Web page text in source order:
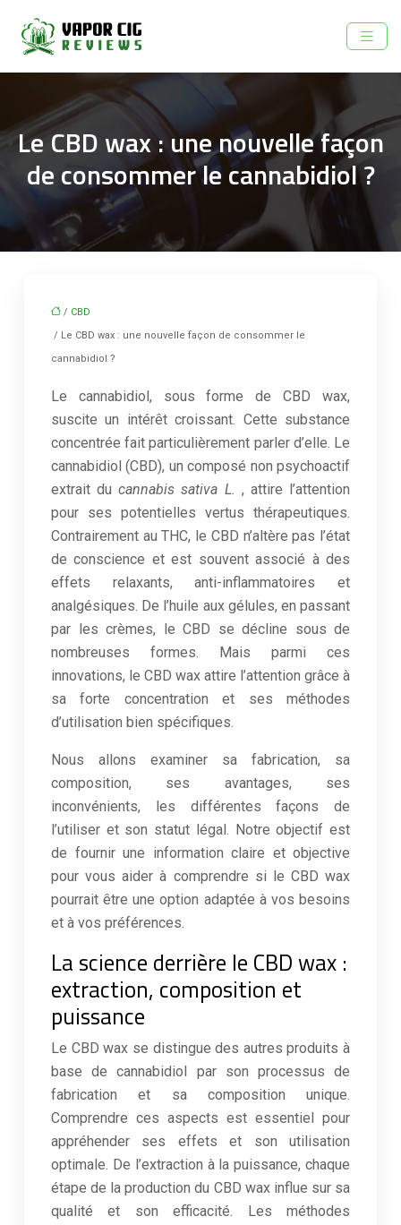
Le CBD wax : une nouvelle façon
de consommer le cannabidiol ?
/ CBD
/ Le CBD wax : une nouvelle façon de consommer le
cannabidiol ?
Le cannabidiol, sous forme de CBD wax,
suscite un intérêt croissant. Cette substance
concentrée fait particulièrement parler d’elle. Le
cannabidiol (CBD), un composé non psychoactif
extrait ducannabis sativa L. , attire l’attention
pour ses potentielles vertus thérapeutiques.
Contrairement au THC, le CBD n’altère pas l’état
de conscience et est souvent associé à des
effets relaxants, anti-inflammatoires et
analgésiques. De l’huile aux gélules, en passant
par les crèmes, le CBD se décline sous de
nombreuses formes. Mais parmi ces
innovations, le CBD wax attire l’attention grâce à
sa forte concentration et ses méthodes
d’utilisation bien spécifiques.
Nous allons examiner sa fabrication, sa
composition, ses avantages, ses
inconvénients, les différentes façons de
l’utiliser et son statut légal. Notre objectif est
de fournir une information claire et objective
pour vous aider à comprendre si le CBD wax
pourrait être une option adaptée à vos besoins
et à vos préférences.
La science derrière le CBD wax :
extraction, composition et
puissance
Le CBD wax se distingue des autres produits à
base de cannabidiol par son processus de
fabrication et sa composition unique.
Comprendre ces aspects est essentiel pour
appréhender ses effets et son utilisation
optimale. De l’extraction à la puissance, chaque
étape de la production du CBD wax influe sur sa
qualité et son efficacité. Les méthodes